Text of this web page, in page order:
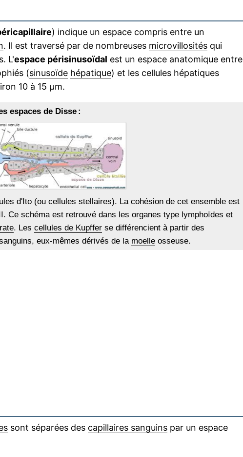
) indique un espace compris entre un
. Il est traversé par de nombreuses microvillosités qui
L'espace périsinusoïdal est un espace anatomique entre
(sinusoïde hépatique) et les cellules hépatiques
10 à 15 µm.
espaces de Disse :
d'Ito (ou cellules stellaires). La cohésion de cet ensemble est
Ce schéma est retrouvé dans les organes type lymphoïdes et
rate. Les cellules de Kupffer se différencient à partir des
eux-mêmes dérivés de la moelle osseuse.
sont séparées des capillaires sanguins par un espace